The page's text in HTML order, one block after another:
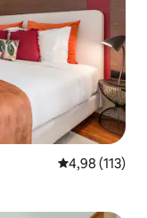
Gemiddelde
4,98 (113)